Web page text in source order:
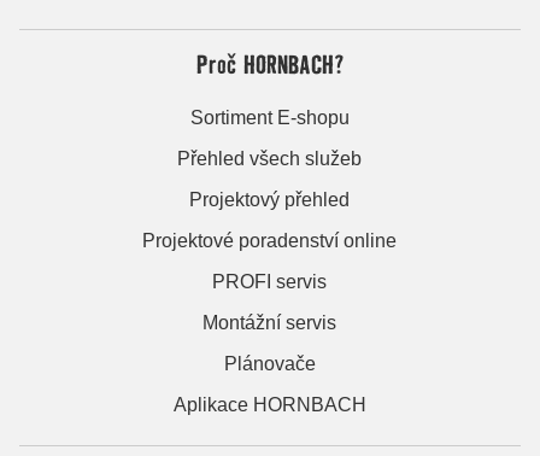
Proč HORNBACH?
Sortiment E-shopu
Přehled všech služeb
Projektový přehled
Projektové poradenství online
PROFI servis
Montážní servis
Plánovače
Aplikace HORNBACH